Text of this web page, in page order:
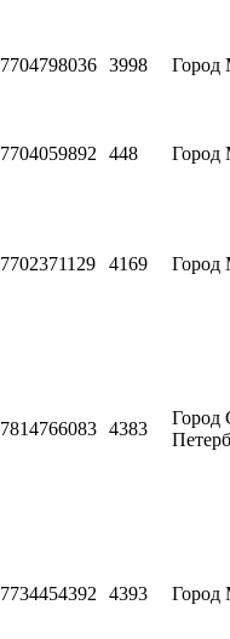
7704798036 3998 Город
7704059892 448 Город
7702371129 4169 Город
7814766083 4383
Город
7734454392 4393 Город